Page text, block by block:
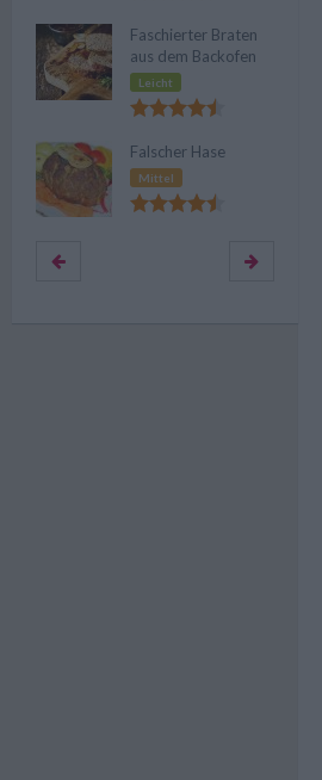
Faschierter Braten
aus dem Backofen
Leicht
Falscher Hase
Mittel